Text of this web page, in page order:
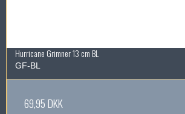
Hurricane Grimner 13 cm BL
GF-BL
69,95 DKK